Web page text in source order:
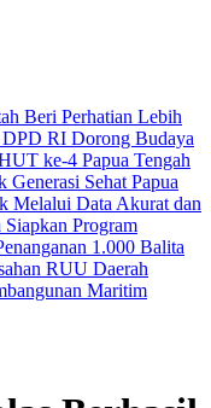
Beri Perhatian Lebih
DPD RI Dorong Budaya
ke-4 Papua Tengah
Sehat Papua
Melalui Data Akurat dan
Program
1.000 Balita
RUU Daerah
Maritim